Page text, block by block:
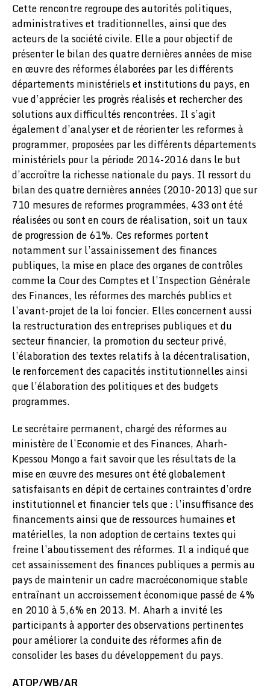
Cette rencontre regroupe des autorités politiques,
administratives et traditionnelles, ainsi que des
acteurs de la société civile. Elle a pour objectif de
présenter le bilan des quatre dernières années de mise
en œuvre des réformes élaborées par les différents
départements ministériels et institutions du pays, en
vue d’apprécier les progrès réalisés et rechercher des
solutions aux difficultés rencontrées. Il s’agit
également d’analyser et de réorienter les reformes à
programmer, proposées par les différents départements
ministériels pour la période 2014-2016 dans le but
d’accroître la richesse nationale du pays. Il ressort du
bilan des quatre dernières années (2010-2013) que sur
710 mesures de reformes programmées, 433 ont été
réalisées ou sont en cours de réalisation, soit un taux
de progression de 61%. Ces reformes portent
notamment sur l’assainissement des finances
publiques, la mise en place des organes de contrôles
comme la Cour des Comptes et l’Inspection Générale
des Finances, les réformes des marchés publics et
l’avant-projet de la loi foncier. Elles concernent aussi
la restructuration des entreprises publiques et du
secteur financier, la promotion du secteur privé,
l’élaboration des textes relatifs à la décentralisation,
le renforcement des capacités institutionnelles ainsi
que l’élaboration des politiques et des budgets
programmes.
Le secrétaire permanent, chargé des réformes au
ministère de l’Economie et des Finances, Aharh-
Kpessou Mongo a fait savoir que les résultats de la
mise en œuvre des mesures ont été globalement
satisfaisants en dépit de certaines contraintes d’ordre
institutionnel et financier tels que : l’insuffisance des
financements ainsi que de ressources humaines et
matérielles, la non adoption de certains textes qui
freine l’aboutissement des réformes. Il a indiqué que
cet assainissement des finances publiques a permis au
pays de maintenir un cadre macroéconomique stable
entraînant un accroissement économique passé de 4%
en 2010 à 5,6% en 2013. M. Aharh a invité les
participants à apporter des observations pertinentes
pour améliorer la conduite des réformes afin de
consolider les bases du développement du pays.
ATOP/WB/AR